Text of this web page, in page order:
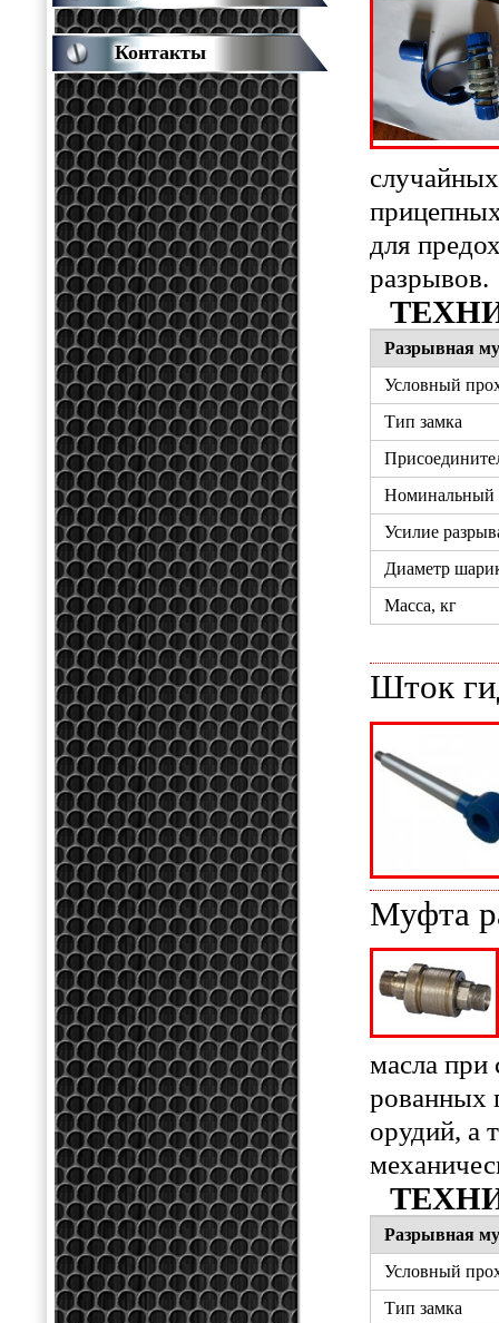
для
разрывов.
Разрывная
Условный
Тип замка
Номинальный
Усилие
Диаметр
Масса, кг
Шток
Муфта
масла
рованных
орудий, а
Разрывная
Условный
Тип замка
Контакты